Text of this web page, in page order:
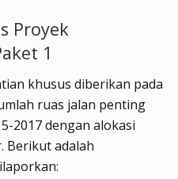
Proyek
1
khusus diberikan pada
ruas jalan penting
2017 dengan alokasi
Berikut adalah